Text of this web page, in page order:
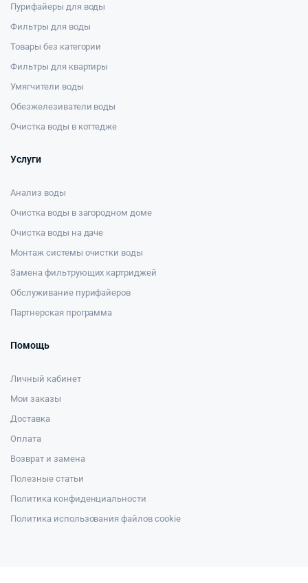
Пурифайеры для воды
Фильтры для воды
Товары без категории
Фильтры для квартиры
Умягчители воды
Обезжелезиватели воды
Очистка воды в коттедже
Услуги
Анализ воды
Очистка воды в загородном доме
Очистка воды на даче
Монтаж системы очистки воды
Замена фильтрующих картриджей
Обслуживание пурифайеров
Партнерская программа
Помощь
Личный кабинет
Мои заказы
Доставка
Оплата
Возврат и замена
Полезные статьи
Политика конфиденциальности
Политика использования файлов cookie